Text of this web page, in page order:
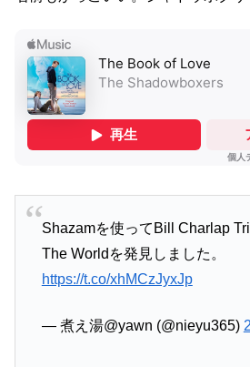
Shazamを使ってBill Charlap
The Worldを発見しました。
https://t.co/xhMCzJyxJp
— 煮え湯@yawn (@nieyu365)